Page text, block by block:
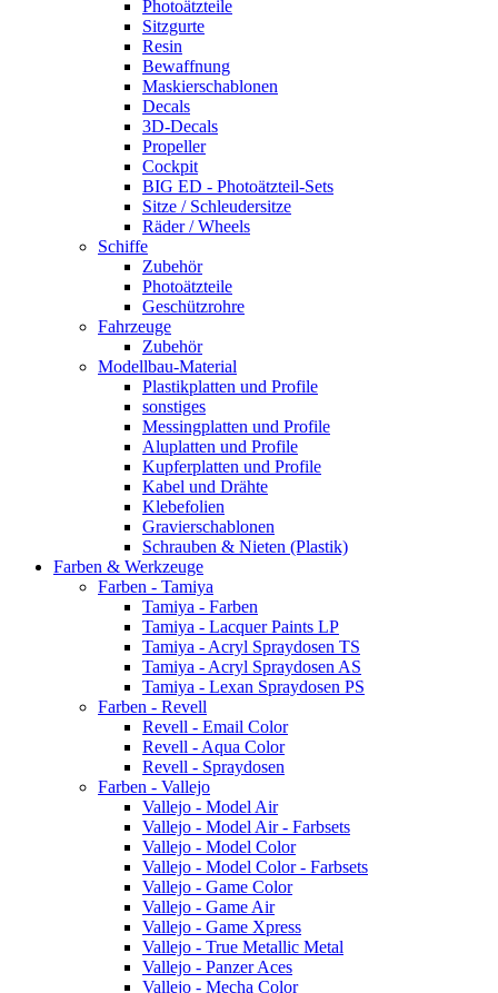
Photoätzteile
Sitzgurte
Resin
Bewaffnung
Maskierschablonen
Decals
3D-Decals
Propeller
Cockpit
BIG ED - Photoätzteil-Sets
Sitze / Schleudersitze
Räder / Wheels
Schiffe
Zubehör
Photoätzteile
Geschützrohre
Fahrzeuge
Zubehör
Modellbau-Material
Plastikplatten und Profile
sonstiges
Messingplatten und Profile
Aluplatten und Profile
Kupferplatten und Profile
Kabel und Drähte
Klebefolien
Gravierschablonen
Schrauben & Nieten (Plastik)
Farben & Werkzeuge
Farben - Tamiya
Tamiya - Farben
Tamiya - Lacquer Paints LP
Tamiya - Acryl Spraydosen TS
Tamiya - Acryl Spraydosen AS
Tamiya - Lexan Spraydosen PS
Farben - Revell
Revell - Email Color
Revell - Aqua Color
Revell - Spraydosen
Farben - Vallejo
Vallejo - Model Air
Vallejo - Model Air - Farbsets
Vallejo - Model Color
Vallejo - Model Color - Farbsets
Vallejo - Game Color
Vallejo - Game Air
Vallejo - Game Xpress
Vallejo - True Metallic Metal
Vallejo - Panzer Aces
Vallejo - Mecha Color